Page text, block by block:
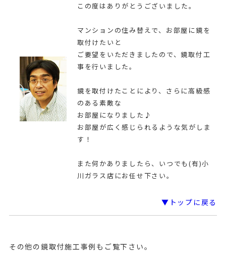
この度はありがとうございました。
マンションの住み替えで、お部屋に鏡を
取付けたいと
ご要望をいただきましたので、鏡取付工
事を行いました。
鏡を取付けたことにより、さらに高級感
のある素敵な
お部屋になりました♪
お部屋が広く感じられるような気がしま
す！
また何かありましたら、いつでも(有)小
川ガラス店にお任せ下さい。
▼トップに戻る
その他の鏡取付施工事例もご覧下さい。